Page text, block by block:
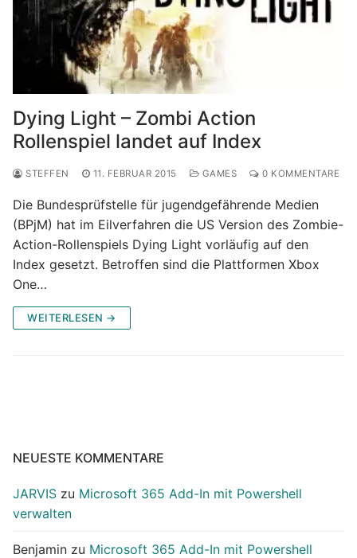
Dying Light – Zombi Action
Rollenspiel landet auf Index
STEFFEN 11. FEBRUAR 2015 GAMES 0 KOMMENTARE
Die Bundesprüfstelle für jugendgefährende Medien
(BPjM) hat im Eilverfahren die US Version des Zombie-
Action-Rollenspiels Dying Light vorläufig auf den
Index gesetzt. Betroffen sind die Plattformen Xbox
One…
WEITERLESEN →
NEUESTE KOMMENTARE
JARVIS zu Microsoft 365 Add-In mit Powershell
verwalten
Benjamin zu Microsoft 365 Add-In mit Powershell